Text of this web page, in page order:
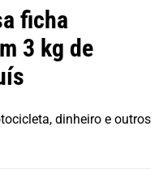
ficha
3 kg de
dinheiro e outros